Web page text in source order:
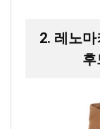
2. 레노
후